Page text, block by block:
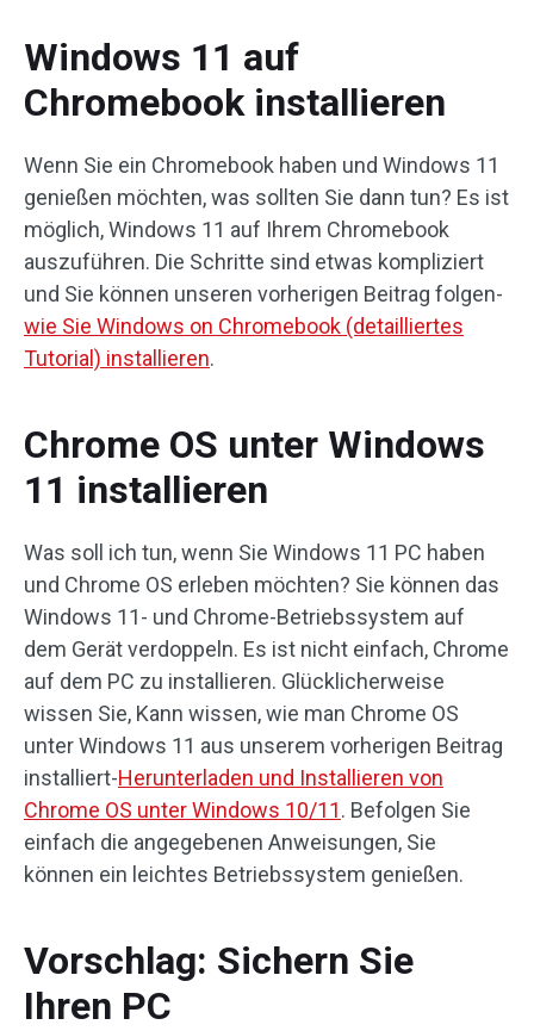
Windows 11 auf
Chromebook installieren
Wenn Sie ein Chromebook haben und Windows 11
genießen möchten, was sollten Sie dann tun? Es ist
möglich, Windows 11 auf Ihrem Chromebook
auszuführen. Die Schritte sind etwas kompliziert
und Sie können unseren vorherigen Beitrag folgen-
wie Sie Windows on Chromebook (detailliertes
Tutorial) installieren.
Chrome OS unter Windows
11 installieren
Was soll ich tun, wenn Sie Windows 11 PC haben
und Chrome OS erleben möchten? Sie können das
Windows 11- und Chrome-Betriebssystem auf
dem Gerät verdoppeln. Es ist nicht einfach, Chrome
auf dem PC zu installieren. Glücklicherweise
wissen Sie, Kann wissen, wie man Chrome OS
unter Windows 11 aus unserem vorherigen Beitrag
installiert-Herunterladen und Installieren von
Chrome OS unter Windows 10/11. Befolgen Sie
einfach die angegebenen Anweisungen, Sie
können ein leichtes Betriebssystem genießen.
Vorschlag: Sichern Sie
Ihren PC